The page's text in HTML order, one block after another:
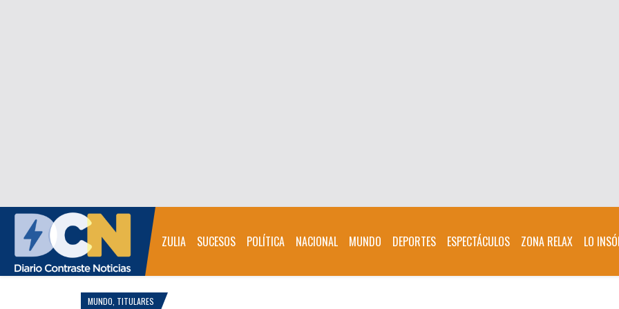
ZULIA SUCESOS POLÍTICA NACIONAL MUNDO DEPORTES ESPECTÁCULOS ZONA RELAX LO
MUNDO TITULARES